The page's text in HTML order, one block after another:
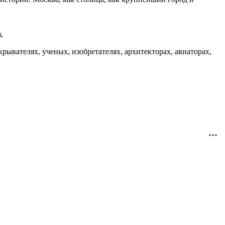
ученых, изобретателях, архитекторах, авиаторах,